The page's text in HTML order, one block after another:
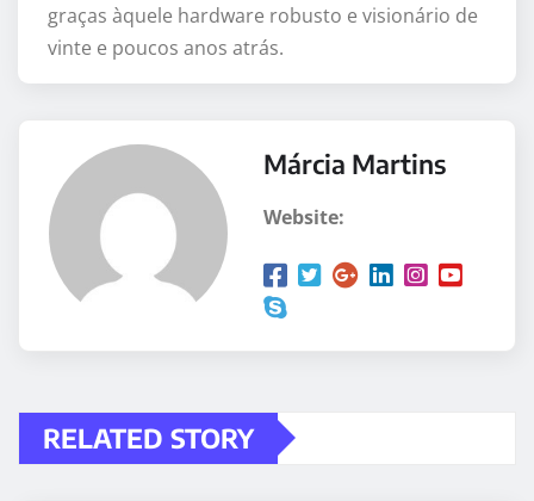
graças àquele hardware robusto e visionário de
vinte e poucos anos atrás.
Márcia Martins
Website:
RELATED STORY